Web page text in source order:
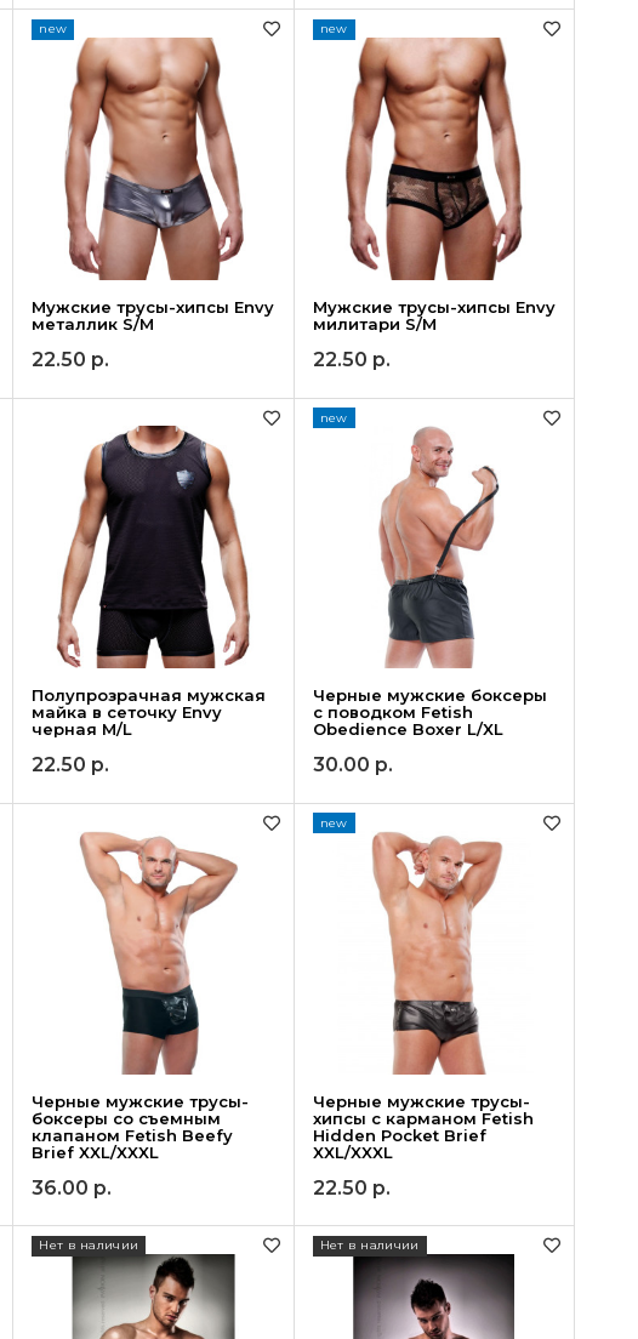
Мужские трусы-хипсы Envy
металлик S/M
new
22.50 р.
Мужские трусы-хипсы Envy
милитари S/M
new
22.50 р.
Полупрозрачная мужская
майка в сеточку Envy
черная M/L
22.50 р.
Черные мужские боксеры
с поводком Fetish
Obedience Boxer L/XL
new
30.00 р.
Черные мужские трусы-
боксеры со съемным
клапаном Fetish Beefy
Brief XXL/XXXL
36.00 р.
Черные мужские трусы-
хипсы с карманом Fetish
Hidden Pocket Brief
XXL/XXXL
new
22.50 р.
Нет в наличии Нет в наличии